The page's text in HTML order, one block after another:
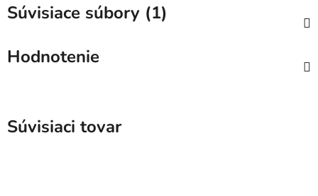
Súvisiace súbory (1)
Hodnotenie
Súvisiaci tovar